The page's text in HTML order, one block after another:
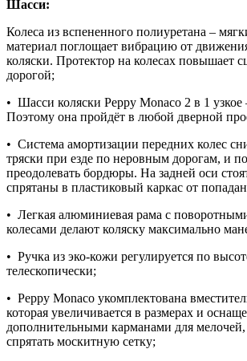
Шасси:
Колеса из вспененного полиуретана –
материал поглощает вибрацию от
коляски. Протектор на колесах повышает
дорогой;
• Шасси коляски Peppy Monaco 2 в 1 узкое
Поэтому она пройдёт в любой дверной
• Система амортизации передних колес
тряски при езде по неровным дорогам, и
преодолевать бордюры. На задней оси
спрятаны в пластиковый каркас от
• Легкая алюминиевая рама с
колесами делают коляску максимально
• Ручка из эко-кожи регулируется по
телескопически;
• Peppy Monaco укомплектована
которая увеличивается в размерах и
дополнительными карманами для мелочей,
спрятать москитную сетку;